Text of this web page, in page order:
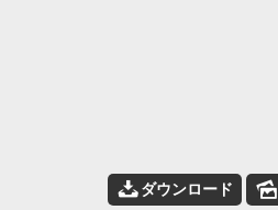
📥ダウンロード 🌄